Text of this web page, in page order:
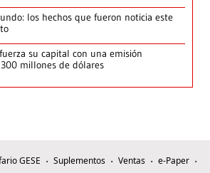
los hechos que fueron noticia este
su capital con una emisión
millones de dólares
GESE Suplementos Ventas
e-Paper